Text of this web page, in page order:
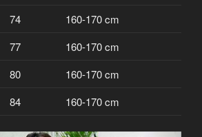
74
160-170 cm
77
160-170 cm
80
160-170 cm
84 160-170 cm